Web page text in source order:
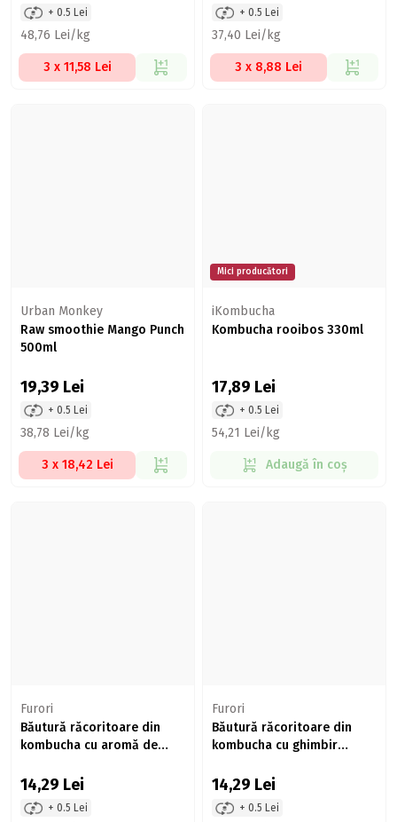
+ 0.5 Lei
48,76 Lei/kg
3 x 11,58 Lei
+ 0.5 Lei
37,40 Lei/kg
3 x 8,88 Lei
Urban Monkey
Raw smoothie Mango Punch
500ml
19,39 Lei
+ 0.5 Lei
38,78 Lei/kg
3 x 18,42 Lei
Mici producători
iKombucha
Kombucha rooibos 330ml
17,89 Lei
+ 0.5 Lei
54,21 Lei/kg
Adaugă în coș
Furori
Băutură răcoritoare din
kombucha cu aromă de
330ml
14,29 Lei
+ 0.5 Lei
Furori
Băutură răcoritoare din
kombucha cu ghimbir
14,29 Lei
+ 0.5 Lei